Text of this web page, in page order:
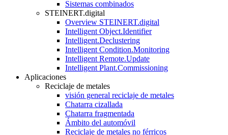
Sistemas combinados
STEINERT.digital
Overview STEINERT.digital
Intelligent Object.Identifier
Intelligent.Declustering
Intelligent Condition.Monitoring
Intelligent Remote.Update
Intelligent Plant.Commissioning
Aplicaciones
Reciclaje de metales
visión general reciclaje de metales
Chatarra cizallada
Chatarra fragmentada
Ámbito del automóvil
Reciclaje de metales no férricos